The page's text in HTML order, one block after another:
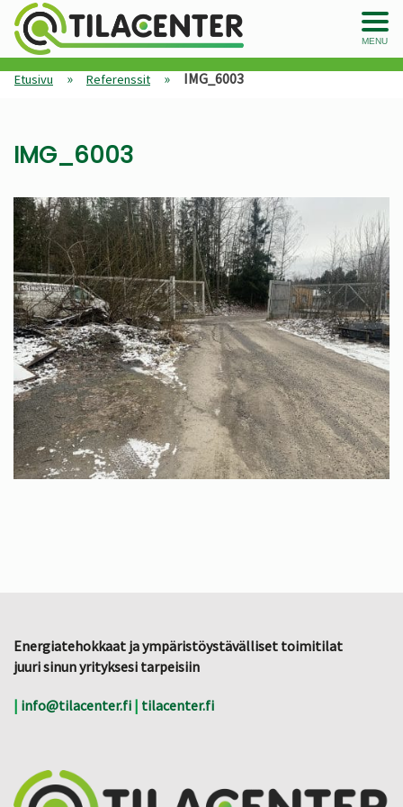
MENU
Etusivu » Referenssit » IMG_6003
IMG_6003
Energiatehokkaat ja ympäristöystävälliset toimitilat
juuri sinun yrityksesi tarpeisiin
| info@tilacenter.fi | tilacenter.fi